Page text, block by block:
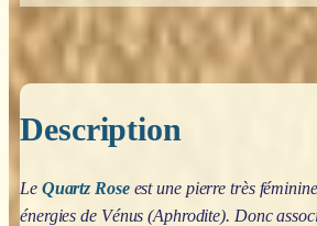
Description
Le Quartz Roseest une pierre très
énergies de Vénus (Aphrodite). Donc